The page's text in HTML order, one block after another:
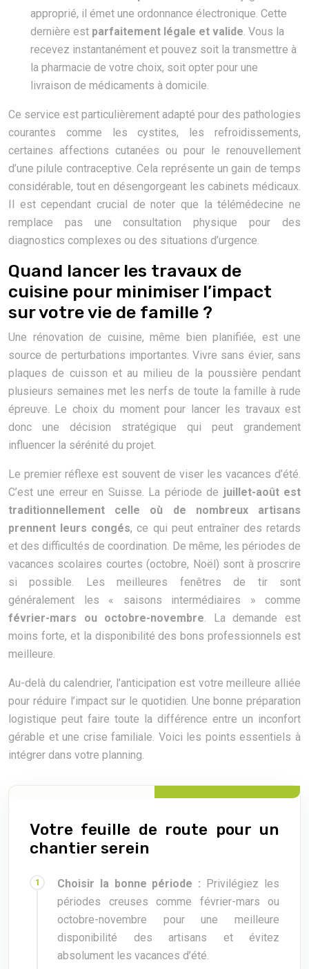
approprié, il émet une ordonnance électronique. Cette
dernière est parfaitement légale et valide. Vous la
recevez instantanément et pouvez soit la transmettre à
la pharmacie de votre choix, soit opter pour une
livraison de médicaments à domicile.
Ce service est particulièrement adapté pour des pathologies
courantes comme les cystites, les refroidissements,
certaines affections cutanées ou pour le renouvellement
d’une pilule contraceptive. Cela représente un gain de temps
considérable, tout en désengorgeant les cabinets médicaux.
Il est cependant crucial de noter que la télémédecine ne
remplace pas une consultation physique pour des
diagnostics complexes ou des situations d’urgence.
Quand lancer les travaux de
cuisine pour minimiser l’impact
sur votre vie de famille ?
Une rénovation de cuisine, même bien planifiée, est une
source de perturbations importantes. Vivre sans évier, sans
plaques de cuisson et au milieu de la poussière pendant
plusieurs semaines met les nerfs de toute la famille à rude
épreuve. Le choix du moment pour lancer les travaux est
donc une décision stratégique qui peut grandement
influencer la sérénité du projet.
Le premier réflexe est souvent de viser les vacances d’été.
C’est une erreur en Suisse. La période de juillet-août est
traditionnellement celle où de nombreux artisans
prennent leurs congés, ce qui peut entraîner des retards
et des difficultés de coordination. De même, les périodes de
vacances scolaires courtes (octobre, Noël) sont à proscrire
si possible. Les meilleures fenêtres de tir sont
généralement les « saisons intermédiaires » comme
février-mars ou octobre-novembre. La demande est
moins forte, et la disponibilité des bons professionnels est
meilleure.
Au-delà du calendrier, l’anticipation est votre meilleure alliée
pour réduire l’impact sur le quotidien. Une bonne préparation
logistique peut faire toute la différence entre un inconfort
gérable et une crise familiale. Voici les points essentiels à
intégrer dans votre planning.
Votre feuille de route pour un
chantier serein
Choisir la bonne période : Privilégiez les
périodes creuses comme février-mars ou
octobre-novembre pour une meilleure
disponibilité des artisans et évitez
absolument les vacances d’été.